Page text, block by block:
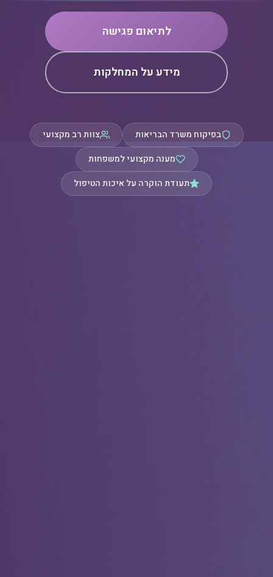
לתיאום פגישה
מידע על המחלקות
בפיקוח משרד הבריאות
צוות רב מקצועי
מענה מקצועי למשפחות
תעודת הוקרה על איכות הטיפול